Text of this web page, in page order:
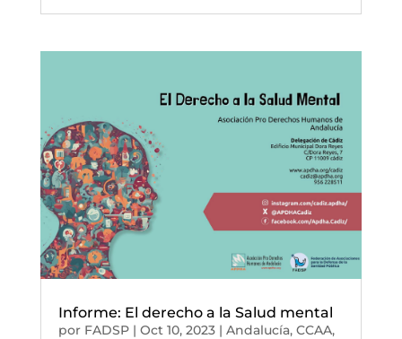
Informe: El derecho a la Salud mental
por FADSP| Oct 10, 2023| Andalucía, CCAA,